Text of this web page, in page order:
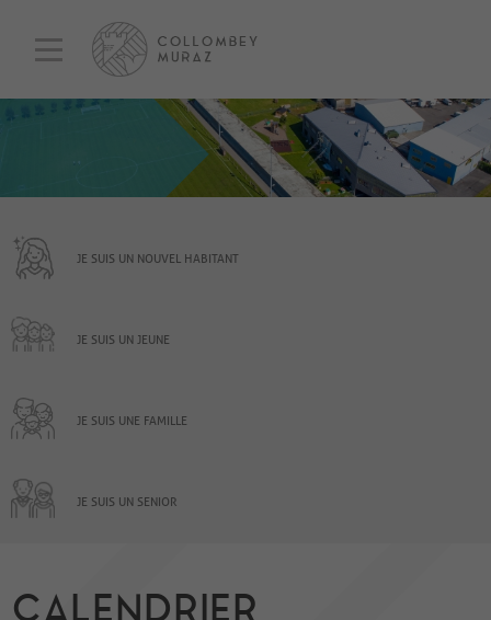
JE SUIS UN NOUVEL HABITANT
JE SUIS UN JEUNE
JE SUIS UNE FAMILLE
JE SUIS UN SENIOR